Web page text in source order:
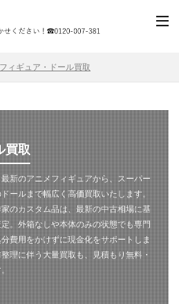
フィギュア・ドール買取
買取
新のアニメフィギュアから、スーパー
ールまで幅広く高価買取いたします。
のカスタム品は、最新の中古相場に基
。外箱なしや本体のみの状態でも専門
費用をかけずに現金化をサポートしま
理に伴う大量買取も、見積もり無料・